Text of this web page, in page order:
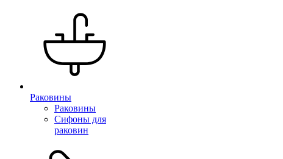
Раковины
Раковины
Сифоны для
раковин